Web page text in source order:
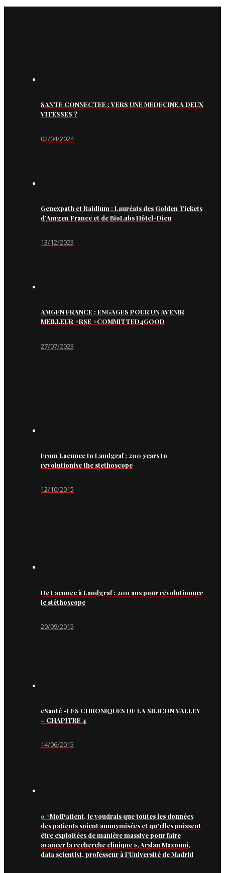
SANTE CONNECTEE : VERS UNE MEDECINE A DEUX
VITESSES ?
02/04/2024
Genexpath et Raidium : Lauréats des Golden Tickets
d’Amgen France et de BioLabs Hôtel-Dieu
13/12/2023
AMGEN FRANCE : ENGAGES POUR UN AVENIR
MEILLEUR #RSE #COMMITTED4GOOD
27/07/2023
From Laennec to Landgraf : 200 years to
revolutionise the stethoscope
12/10/2015
De Laennec à Landgraf : 200 ans pour révolutionner
le stéthoscope
20/09/2015
eSanté -LES CHRONIQUES DE LA SILICON VALLEY
– CHAPITRE 4
14/06/2015
« #MoiPatient, je voudrais que toutes les données
des patients soient anonymisées et qu’elles puissent
être exploitées de manière massive pour faire
avancer la recherche clinique », Arslan Mazouni,
data scientist, professeur à l’Université de Madrid